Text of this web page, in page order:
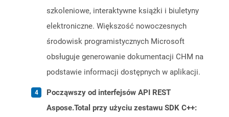
szkoleniowe, interaktywne książki i biuletyny
elektroniczne. Większość nowoczesnych
środowisk programistycznych Microsoft
obsługuje generowanie dokumentacji CHM na
podstawie informacji dostępnych w aplikacji.
Począwszy od interfejsów API REST
Aspose.Total przy użyciu zestawu SDK C++: